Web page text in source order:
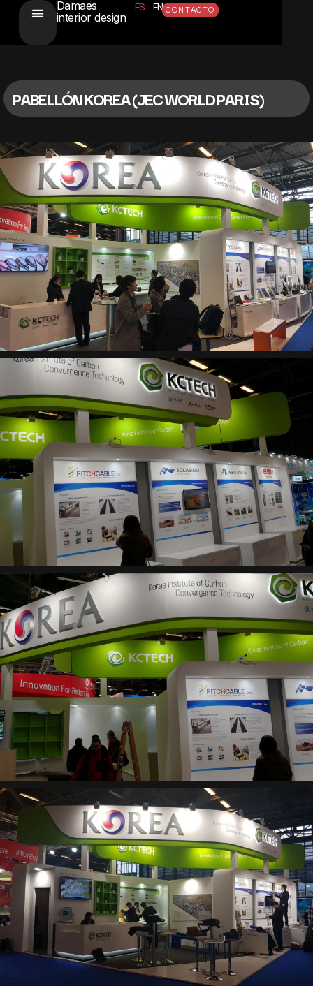
Damaes
interior design
ES EN CONTACTO
PABELLÓN KOREA (JEC WORLD PARIS)